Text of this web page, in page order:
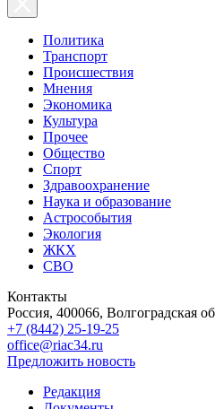
Политика
Транспорт
Происшествия
Мнения
Экономика
Культура
Прочее
Общество
Спорт
Здравоохранение
Наука и образование
Астрособытия
Экология
ЖКХ
СВО
Контакты
Россия, 400066, Волгоградская
+7 (8442) 25-19-25
office@riac34.ru
Предложить новость
Редакция